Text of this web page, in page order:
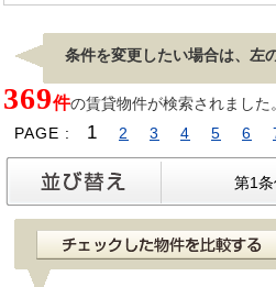
条件を変更したい場合は、左
369件の賃貸物件が検索されまし
PAGE :
1 2 3 4 5 6
第1